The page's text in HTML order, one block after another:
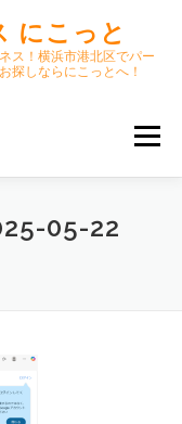
にこっと
ス！横浜市港北区でパー
探しならにこっとへ！
メニュー
ュール05-22